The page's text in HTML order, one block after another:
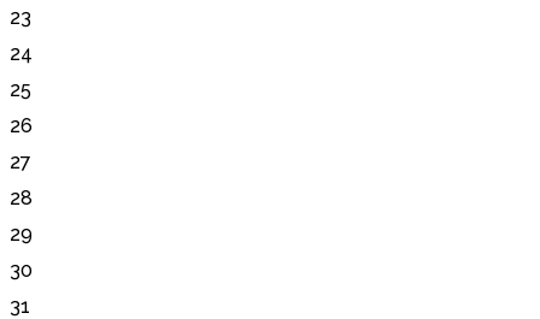
23
24
25
26
27
28
29
30
31